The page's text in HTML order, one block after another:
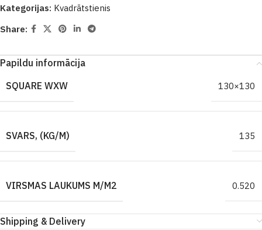
Kategorijas: Kvadrātstienis
Share:
Papildu informācija
SQUARE WXW
130×130
SVARS, (KG/M) 135
VIRSMAS LAUKUMS M/M2 0.520
Shipping & Delivery